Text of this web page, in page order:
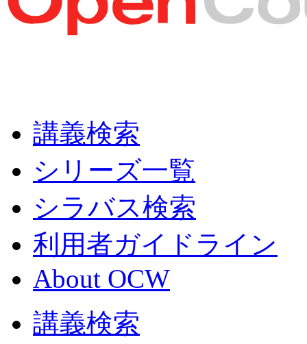
講義検索
シリーズ一覧
シラバス検索
利用者ガイドライン
About OCW
講義検索